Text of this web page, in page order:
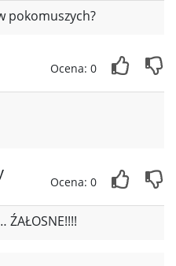
pokomuszych?
Ocena: 0
Ocena: 0